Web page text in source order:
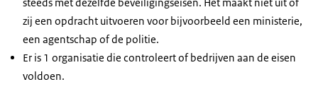
zij een opdracht uitvoeren voor bijvoorbeeld een ministerie,
een agentschap of de politie.
Er is 1 organisatie die controleert of bedrijven aan de eisen
voldoen.